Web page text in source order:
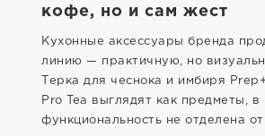
кофе, но и сам жест
Кухонные аксессуары бренда
линию — практичную, но
Терка для чеснока и имбиря
Pro Tea выглядят как предметы, в
функциональность не отделена